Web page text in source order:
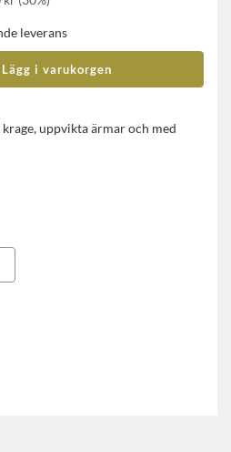
leverans
Lägg i varukorgen
uppvikta ärmar och med